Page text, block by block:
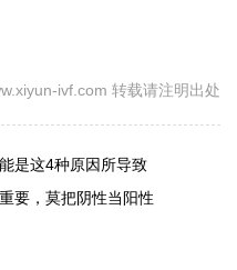
ivf.com 转载请注明出处
是这4种原因所导致
要，莫把阴性当阳性